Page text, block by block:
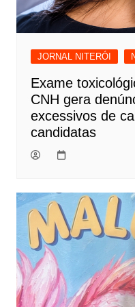
JORNAL NITERÓI
Exame
CNH gera
excessivos de
candidatas